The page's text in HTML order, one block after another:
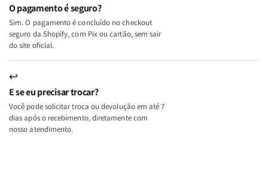
Lar
Lar
O pagamento é seguro?
Sim. O pagamento é concluído no checkout
seguro da Shopify, com Pix ou cartão, sem sair
do site oficial.
↩
E se eu precisar trocar?
Você pode solicitar troca ou devolução em até 7
dias após o recebimento, diretamente com
nosso atendimento.